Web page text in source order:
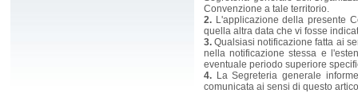
Convenzione a tale territorio.
2. L'applicazione della presente
quella altra data che vi fosse
3. Qualsiasi notificazione fatta ai
nella notificazione stessa e
eventuale periodo superiore
4. La Segreteria generale
comunicata ai sensi di questo